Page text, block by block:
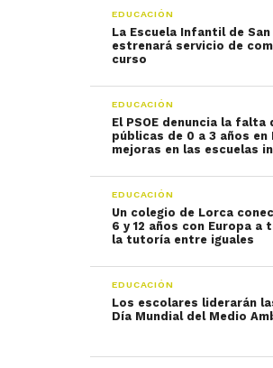
EDUCACIÓN
La Escuela Infantil de
estrenará servicio de
curso
EDUCACIÓN
El PSOE denuncia la falta
públicas de 0 a 3 años en
mejoras en las escuelas
EDUCACIÓN
Un colegio de Lorca
6 y 12 años con Europa a
la tutoría entre iguales
EDUCACIÓN
Los escolares liderarán
Día Mundial del Medio